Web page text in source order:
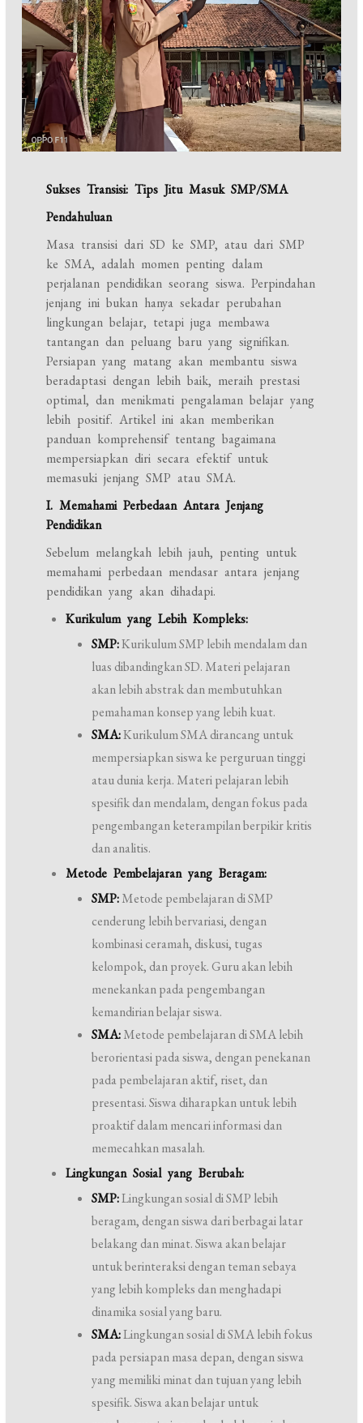
Sukses Transisi: Tips Jitu Masuk SMP/SMA
Pendahuluan
Masa transisi dari SD ke SMP, atau dari SMP
ke SMA, adalah momen penting dalam
perjalanan pendidikan seorang siswa. Perpindahan
jenjang ini bukan hanya sekadar perubahan
lingkungan belajar, tetapi juga membawa
tantangan dan peluang baru yang signifikan.
Persiapan yang matang akan membantu siswa
beradaptasi dengan lebih baik, meraih prestasi
optimal, dan menikmati pengalaman belajar yang
lebih positif. Artikel ini akan memberikan
panduan komprehensif tentang bagaimana
mempersiapkan diri secara efektif untuk
memasuki jenjang SMP atau SMA.
I. Memahami Perbedaan Antara Jenjang
Pendidikan
Sebelum melangkah lebih jauh, penting untuk
memahami perbedaan mendasar antara jenjang
pendidikan yang akan dihadapi.
Kurikulum yang Lebih Kompleks:
SMP:Kurikulum SMP lebih mendalam dan
luas dibandingkan SD. Materi pelajaran
akan lebih abstrak dan membutuhkan
pemahaman konsep yang lebih kuat.
SMA:Kurikulum SMA dirancang untuk
mempersiapkan siswa ke perguruan tinggi
atau dunia kerja. Materi pelajaran lebih
spesifik dan mendalam, dengan fokus pada
pengembangan keterampilan berpikir kritis
dan analitis.
Metode Pembelajaran yang Beragam:
SMP:Metode pembelajaran di SMP
cenderung lebih bervariasi, dengan
kombinasi ceramah, diskusi, tugas
kelompok, dan proyek. Guru akan lebih
menekankan pada pengembangan
kemandirian belajar siswa.
SMA:Metode pembelajaran di SMA lebih
berorientasi pada siswa, dengan penekanan
pada pembelajaran aktif, riset, dan
presentasi. Siswa diharapkan untuk lebih
proaktif dalam mencari informasi dan
memecahkan masalah.
Lingkungan Sosial yang Berubah:
SMP:Lingkungan sosial di SMP lebih
beragam, dengan siswa dari berbagai latar
belakang dan minat. Siswa akan belajar
untuk berinteraksi dengan teman sebaya
yang lebih kompleks dan menghadapi
dinamika sosial yang baru.
SMA:Lingkungan sosial di SMA lebih fokus
pada persiapan masa depan, dengan siswa
yang memiliki minat dan tujuan yang lebih
spesifik. Siswa akan belajar untuk